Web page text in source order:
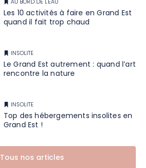
AU BORD DE L'EAU
Les 10 activités à faire en Grand Est
quand il fait trop chaud
INSOLITE
Le Grand Est autrement : quand l’art
rencontre la nature
INSOLITE
Top des hébergements insolites en
Grand Est !
Tous nos articles